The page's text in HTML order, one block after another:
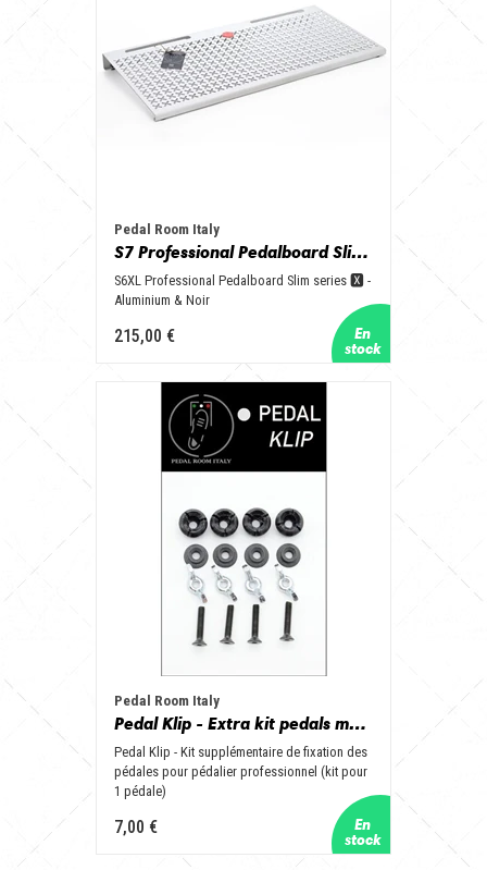
Pedal Room Italy
S7 Professional Pedalboard Slim series 🆇 - Aluminum & Black
S6XL Professional Pedalboard Slim series 🆇 -
Aluminium & Noir
215,00 €
Pedal Room Italy
Pedal Klip - Extra kit pedals mounting for Professional Pedalboard (kit for 1 pedal)
Pedal Klip - Kit supplémentaire de fixation des
pédales pour pédalier professionnel (kit pour
1 pédale)
7,00 €